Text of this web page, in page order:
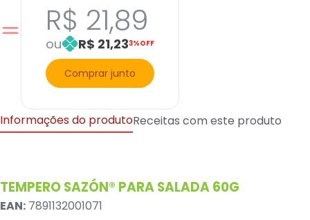
R$ 21,89
ou R$ 21,233%OFF
Comprar junto
Informações do produtoReceitas com este produto
TEMPERO SAZÓN® PARA SALADA 60G
EAN: 7891132001071